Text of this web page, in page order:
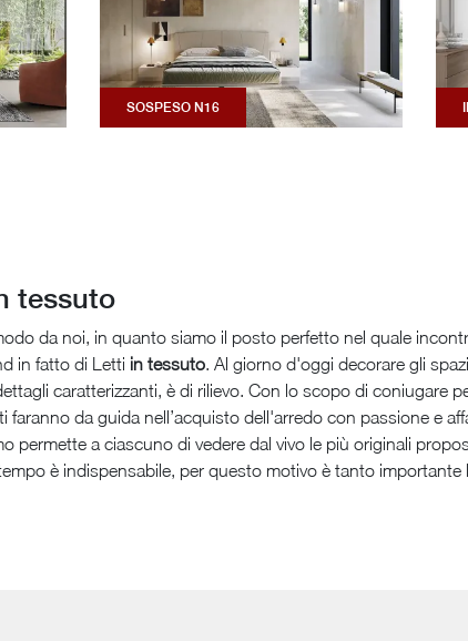
SOSPESO N16
tessuto
da noi, in quanto siamo il posto perfetto nel quale
in fatto di Letti in tessuto. Al giorno d'oggi decorare gli
caratterizzanti, è di rilievo. Con lo scopo di coniugare
faranno da guida nell’acquisto dell'arredo con passione e
permette a ciascuno di vedere dal vivo le più originali
è indispensabile, per questo motivo è tanto